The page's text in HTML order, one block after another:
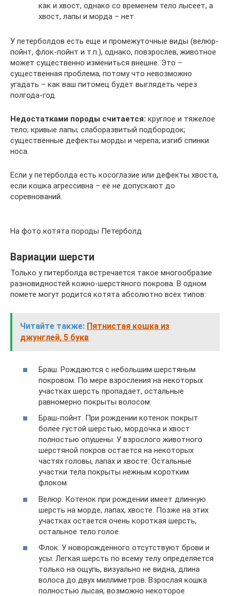
как и хвост, однако со временем тело лысеет, а
хвост, лапы и морда – нет.
У петерболдов есть еще и промежуточные виды (велюр-
пойнт, флок-пойнт и т.п.), однако, повзрослев, животное
может существенно измениться внешне. Это –
существенная проблема, потому что невозможно
угадать – как ваш питомец будет выглядеть через
полгода-год.
Недостатками породы считается: круглое и тяжелое
тело; кривые лапы; слаборазвитый подбородок;
существенные дефекты морды и черепа; изгиб спинки
носа.
Если у петерболда есть косоглазие или дефекты хвоста,
если кошка агрессивна – её не допускают до
соревнований.
На фото котята породы Петерболд
Вариации шерсти
Только у питерболда встречается такое многообразие
разновидностей кожно-шерстяного покрова. В одном
помете могут родится котята абсолютно всех типов:
Читайте также: Пятнистая кошка из
джунглей, 5 букв
Браш. Рождаются с небольшим шерстяным
покровом. По мере взросления на некоторых
участках шерсть пропадает, остальные
равномерно покрыты волосом.
Браш-пойнт. При рождении котенок покрыт
более густой шерстью, мордочка и хвост
полностью опушены. У взрослого животного
шерстяной покров остается на некоторых
частях головы, лапах и хвосте. Остальные
участки тела покрыты нежным коротким
флоком.
Велюр. Котенок при рождении имеет длинную
шерсть на морде, лапах, хвосте. Позже на этих
участках остается очень короткая шерсть,
остальное тело голое.
Флок. У новорожденного отсутствуют брови и
усы. Легкая шерсть по всему телу определяется
только на ощупь, визуально не видна, длина
волоса до двух миллиметров. Взрослая кошка
полностью лысая, возможно некоторое